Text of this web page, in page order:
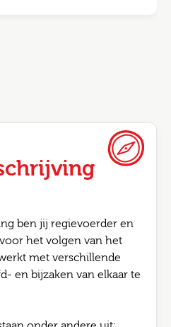
ben jij regievoerder en
het volgen van het
met verschillende
en bijzaken van elkaar te